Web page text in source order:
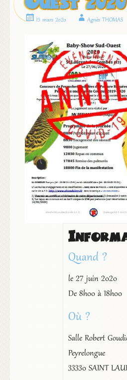
15 mars 2020 Agnès THOMAS
Quand ?
le 27 juin 2020
De 8h00 à 18h00
Où ?
Salle Robert
Peyrelongue
33330 SAINT